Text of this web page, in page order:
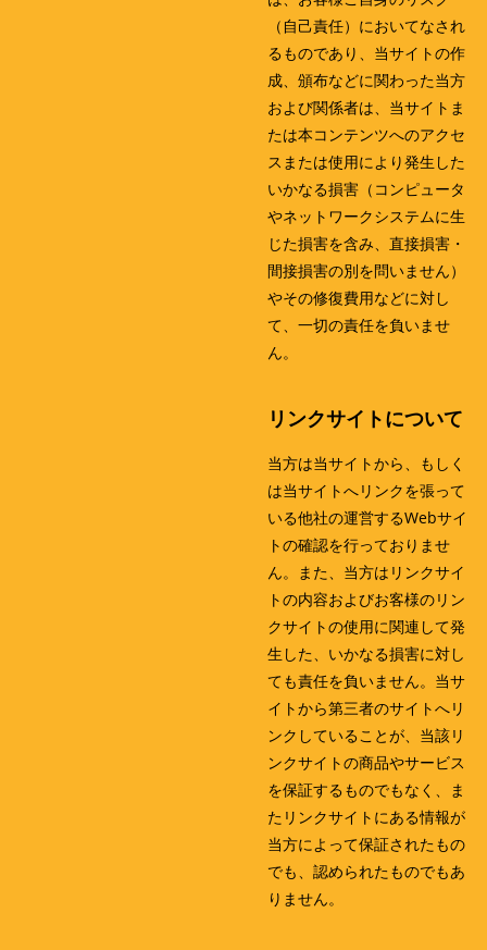
（自己責任）においてなされ
るものであり、当サイトの作
成、頒布などに関わった当方
および関係者は、当サイトま
たは本コンテンツへのアクセ
スまたは使用により発生した
いかなる損害（コンピュータ
やネットワークシステムに生
じた損害を含み、直接損害・
間接損害の別を問いません）
やその修復費用などに対し
て、一切の責任を負いませ
ん。
リンクサイトについて
当方は当サイトから、もしく
は当サイトへリンクを張って
いる他社の運営するWebサイ
トの確認を行っておりませ
ん。また、当方はリンクサイ
トの内容およびお客様のリン
クサイトの使用に関連して発
生した、いかなる損害に対し
ても責任を負いません。当サ
イトから第三者のサイトへリ
ンクしていることが、当該リ
ンクサイトの商品やサービス
を保証するものでもなく、ま
たリンクサイトにある情報が
当方によって保証されたもの
でも、認められたものでもあ
りません。